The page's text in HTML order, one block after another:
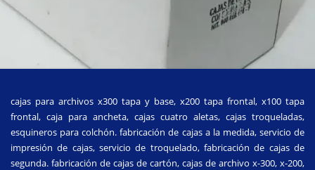
cajas para archivos x300 tapa y base, x200 tapa frontal, x100 tapa
frontal, caja para ancheta, cajas cuatro aletas, cajas troqueladas,
esquineros para colchón. fabricación de cajas a la medida, servicio de
impresión de cajas, servicio de troquelado, fabricación de cajas de
segunda. fabricación de cajas de cartón, cajas de archivo x-300, x-200,